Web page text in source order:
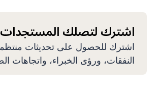
اشترك لتصلك المستجدات
اشترك للحصول على تحديثات
النفقات، ورؤى الخبراء، واتجاهات